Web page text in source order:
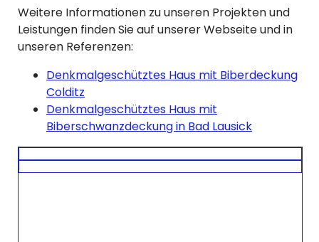
Weitere Informationen zu unseren Projekten und
Leistungen finden Sie auf unserer Webseite und in
unseren Referenzen:
Denkmalgeschütztes Haus mit Biberdeckung
Colditz
Denkmalgeschütztes Haus mit
Biberschwanzdeckung in Bad Lausick